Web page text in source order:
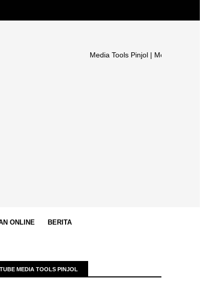
Media Tools Pinjol | Media Galbay –
ONLINE BERITA
MEDIA TOOLS PINJOL